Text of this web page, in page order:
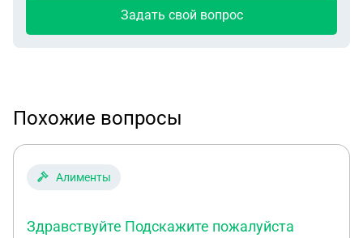
Задать свой вопрос
Похожие вопросы
Алименты
Здравствуйте Подскажите пожалуйста